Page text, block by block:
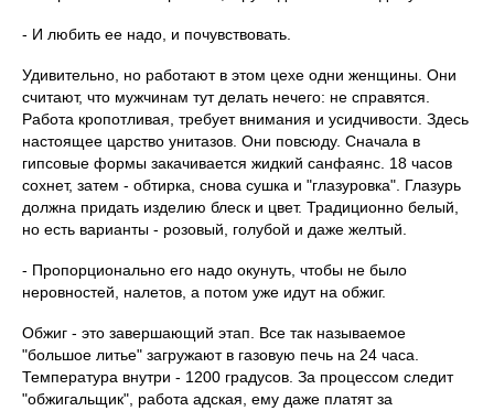
- И любить ее надо, и почувствовать.
Удивительно, но работают в этом цехе одни женщины. Они
считают, что мужчинам тут делать нечего: не справятся.
Работа кропотливая, требует внимания и усидчивости. Здесь
настоящее царство унитазов. Они повсюду. Сначала в
гипсовые формы закачивается жидкий санфаянс. 18 часов
сохнет, затем - обтирка, снова сушка и "глазуровка". Глазурь
должна придать изделию блеск и цвет. Традиционно белый,
но есть варианты - розовый, голубой и даже желтый.
- Пропорционально его надо окунуть, чтобы не было
неровностей, налетов, а потом уже идут на обжиг.
Обжиг - это завершающий этап. Все так называемое
"большое литье" загружают в газовую печь на 24 часа.
Температура внутри - 1200 градусов. За процессом следит
"обжигальщик", работа адская, ему даже платят за